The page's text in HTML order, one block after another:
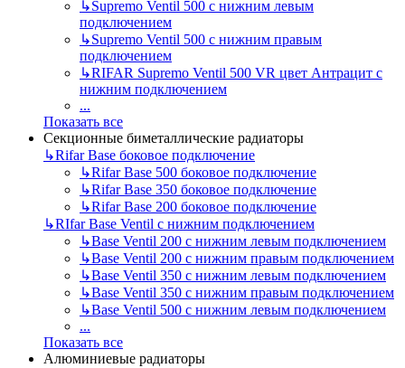
↳Supremo Ventil 500 с нижним левым
подключением
↳Supremo Ventil 500 с нижним правым
подключением
↳RIFAR Supremo Ventil 500 VR цвет Антрацит с
нижним подключением
...
Показать все
Секционные биметаллические радиаторы
↳Rifar Base боковое подключение
↳Rifar Base 500 боковое подключение
↳Rifar Base 350 боковое подключение
↳Rifar Base 200 боковое подключение
↳RIfar Base Ventil с нижним подключением
↳Base Ventil 200 с нижним левым подключением
↳Base Ventil 200 с нижним правым подключением
↳Base Ventil 350 с нижним левым подключением
↳Base Ventil 350 с нижним правым подключением
↳Base Ventil 500 с нижним левым подключением
...
Показать все
Алюминиевые радиаторы